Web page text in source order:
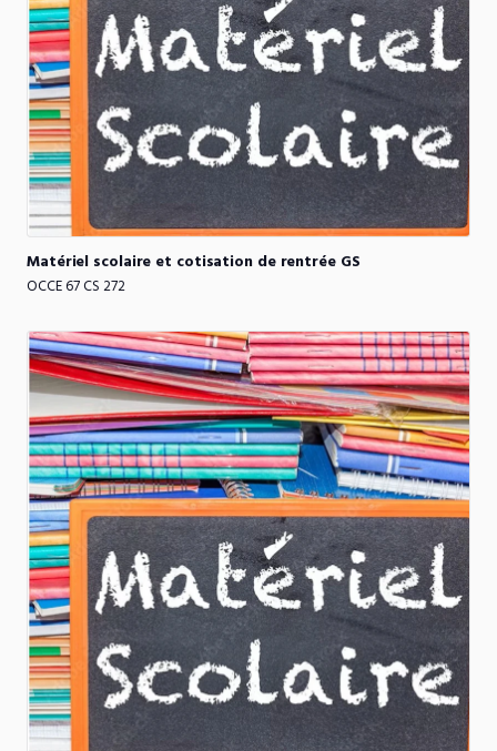
Matériel scolaire et cotisation de rentrée GS
OCCE 67 CS 272